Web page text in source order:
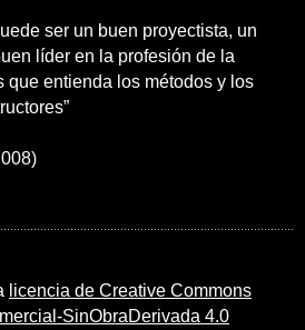
ser un buen proyectista, un
líder en la profesión de la
que entienda los métodos y los
licencia de Creative Commons
SinObraDerivada 4.0